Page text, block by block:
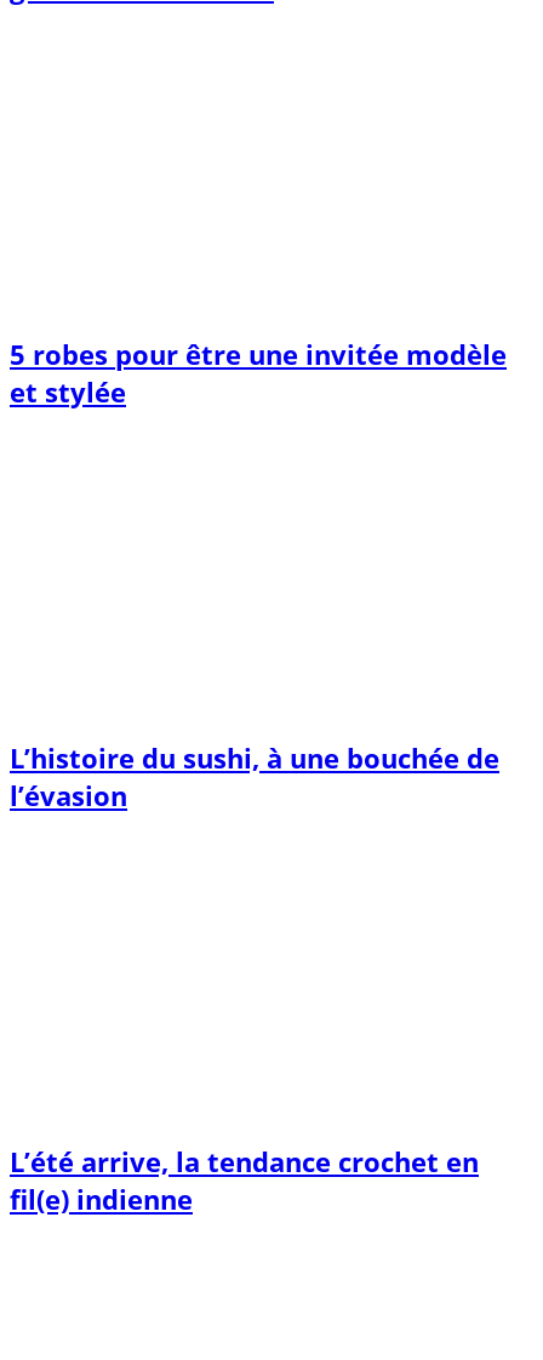
5 robes pour être une invitée modèle
et stylée
L’histoire du sushi, à une bouchée de
l’évasion
L’été arrive, la tendance crochet en
fil(e) indienne